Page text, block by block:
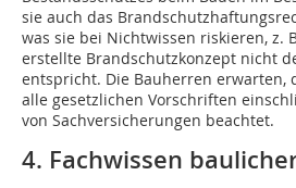
sie auch das
was sie bei Nichtwissen riskieren, z.
erstellte Brandschutzkonzept nicht
entspricht. Die Bauherren erwarten,
alle gesetzlichen Vorschriften
von Sachversicherungen beachtet.
4. Fachwissen